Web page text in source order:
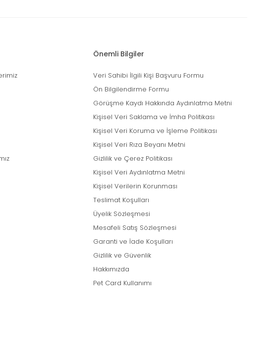
Önemli Bilgiler
Veri Sahibi İlgili Kişi Başvuru Formu
Ön Bilgilendirme Formu
Görüşme Kaydı Hakkında Aydınlatma Metni
Kişisel Veri Saklama ve İmha Politikası
Kişisel Veri Koruma ve İşleme Politikası
Kişisel Veri Rıza Beyanı Metni
Gizlilik ve Çerez Politikası
Kişisel Veri Aydınlatma Metni
Kişisel Verilerin Korunması
Teslimat Koşulları
Üyelik Sözleşmesi
Mesafeli Satış Sözleşmesi
Garanti ve İade Koşulları
Gizlilik ve Güvenlik
Hakkımızda
Pet Card Kullanımı